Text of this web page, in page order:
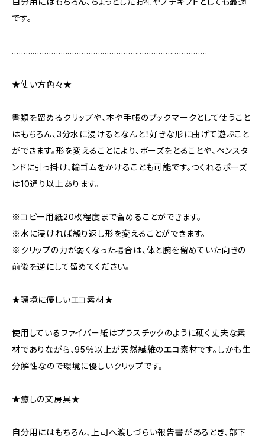
です。
…………………………………………………………………………
★使い方色々★
書類を留めるクリップや、本や手帳のブックマークとして使うこと
はもちろん、3分水に浸けるとなんと！好きな形に曲げて遊ぶこと
ができます。形を変えることにより、ポーズをとることや、ペンスタ
ンドに引っ掛け、輪ゴムをかけることも可能です。つくれるポーズ
は10通り以上あります。
※コピー用紙20枚程度まで留めることができます。
※水に浸ければ繰り返し形を変えることができます。
※クリップの力が弱くなった場合は、体と腕を留めていた向きの
前後を逆にして留めてください。
★環境に優しいエコ素材★
使用しているファイバー紙はプラスチックのように硬く丈夫な素
材でありながら、95％以上が天然繊維のエコ素材です。しかも生
分解性なので環境に優しいクリップです。
★癒しの文房具★
自分用にはもちろん、上司へ渡しづらい報告書があるとき、部下